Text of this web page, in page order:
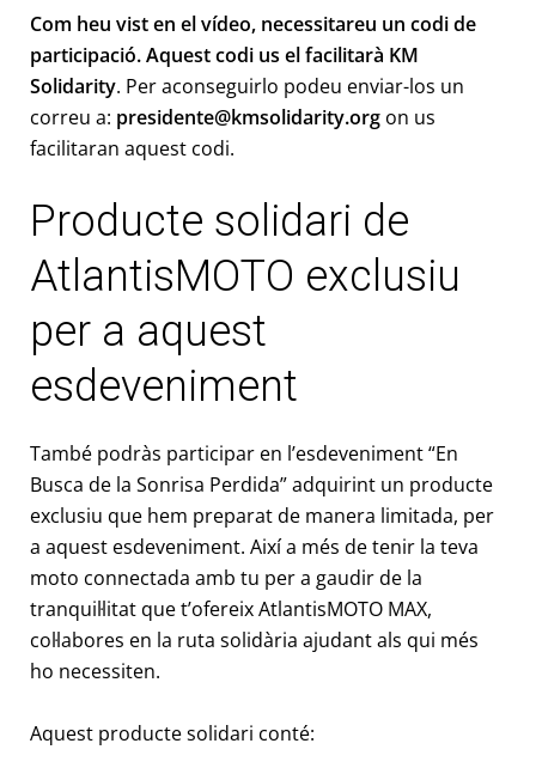
Com heu vist en el vídeo, necessitareu un codi de
participació. Aquest codi us el facilitarà KM
Solidarity. Per aconseguirlo podeu enviar-los un
correu a: presidente@kmsolidarity.orgon us
facilitaran aquest codi.
Producte solidari de
AtlantisMOTO exclusiu
per a aquest
esdeveniment
També podràs participar en l’esdeveniment “En
Busca de la Sonrisa Perdida” adquirint un producte
exclusiu que hem preparat de manera limitada, per
a aquest esdeveniment. Així a més de tenir la teva
moto connectada amb tu per a gaudir de la
tranquil·litat que t’ofereix AtlantisMOTO MAX,
col·labores en la ruta solidària ajudant als qui més
ho necessiten.
Aquest producte solidari conté: